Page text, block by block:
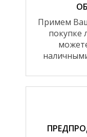
Примем
покупке